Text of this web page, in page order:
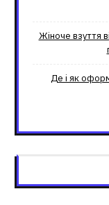
Жіноче взуття
Де і як